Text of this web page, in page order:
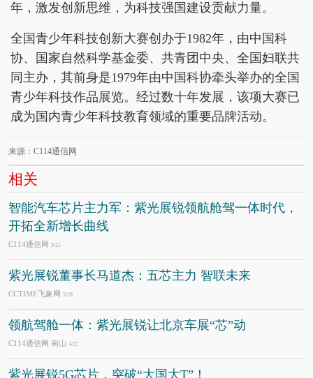
年，激发创新思维，为科技强国建设贡献力量。
全国青少年科技创新大赛创办于1982年，由中国科
协、国家自然科学基金委、共青团中央、全国妇联共
同主办，其前身是1979年由中国科协牵头举办的全国
青少年科技作品展览。经过数十年发展，该项大赛已
成为国内青少年科技教育领域的重要品牌活动。
来源：C114通信网
相关
智能汽车芯片主力军：紫光展锐领航舱驾一体时代，
开拓全新增长曲线
C114通信网 5/21
紫光展锐董事长马道杰：五芯主力 智联未来
CCTIME飞象网 5/18
领航驾舱一体：紫光展锐让北京车展“芯”动
C114通信网 南山 4/27
紫光展锐5G芯片，突破“大国大T”！